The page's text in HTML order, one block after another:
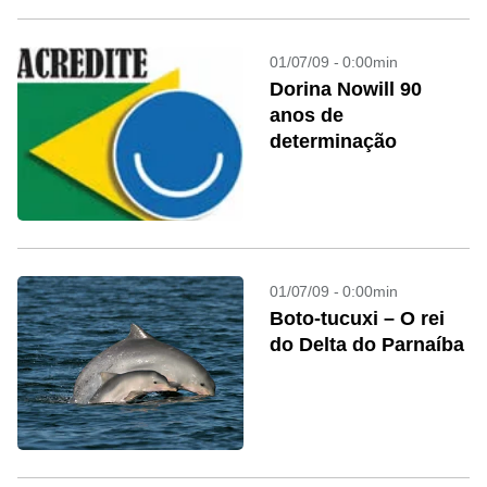
01/07/09 - 0:00min
Dorina Nowill 90
anos de
determinação
01/07/09 - 0:00min
Boto-tucuxi – O rei
do Delta do Parnaíba